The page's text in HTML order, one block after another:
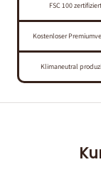
FSC 100 zertifiziert
Kostenloser
Klimaneutral